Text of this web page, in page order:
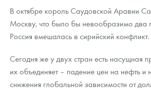
В октябре король Саудовской Аравии
Москву, что было бы невообразимо два
Россия вмешалась в сирийский конфликт.
Сегодня же у двух стран есть насущная
их объединяет – падение цен на нефть и
снижения глобальной зависимости от